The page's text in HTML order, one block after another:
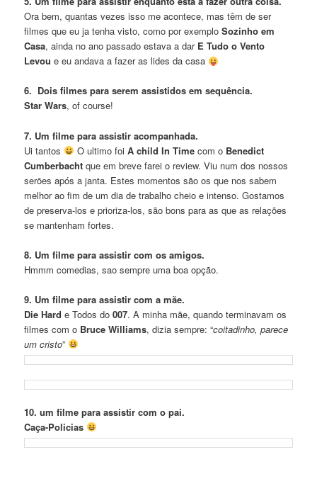
Ora bem, quantas vezes isso me acontece, mas têm de ser
filmes que eu ja tenha visto, como por exemploSozinho em
Casa, ainda no ano passado estava a darE Tudo o Vento
Levou e eu andava a fazer as lides da casa
6. Dois filmes para serem assistidos em sequência.
Star Wars, of course!
7. Um filme para assistir acompanhada.
Ui tantos
O ultimo foi A child In Timecom o Benedict
Cumberbacht que em breve farei o review. Viu num dos nossos
serōes após a janta. Estes momentos são os que nos sabem
melhor ao fim de um dia de trabalho cheio e intenso. Gostamos
de preserva-los e prioriza-los, são bons para as que as relações
se mantenham fortes.
8. Um filme para assistir com os amigos.
Hmmm comedias, sao sempre uma boa opção.
9. Um filme para assistir com a mãe.
Die Hard e Todos do007. A minha mãe, quando terminavam os
filmes com o Bruce Williams, dizia sempre: “coitadinho, parece
um cristo”
10. um filme para assistir com o pai.
Caça-Policias